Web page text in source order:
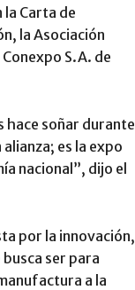
Carta de
la Asociación
S.A. de
hace soñar durante
es la expo
nacional”, dijo el
por la innovación,
ser para
a la